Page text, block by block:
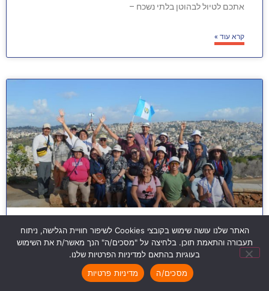
אתכם לטיול לבהוטן בלתי נשכח –
קרא עוד »
טיולים מאורגנים בארץ לתיירים
ישראל היא מדינה קטנה בגודלה אך עצומה בהיקף ובמגוון
האתר שלנו עושה שימוש בקובצי Cookies לשיפור חוויית הגלישה, ניתוח
תעבורה והתאמת תוכן. בלחיצה על "מסכים/ה" הנך מאשר/ת את השימוש
בעוגיות בהתאם למדיניות הפרטיות שלנו.
מסכים/ה
מדיניות פרטיות